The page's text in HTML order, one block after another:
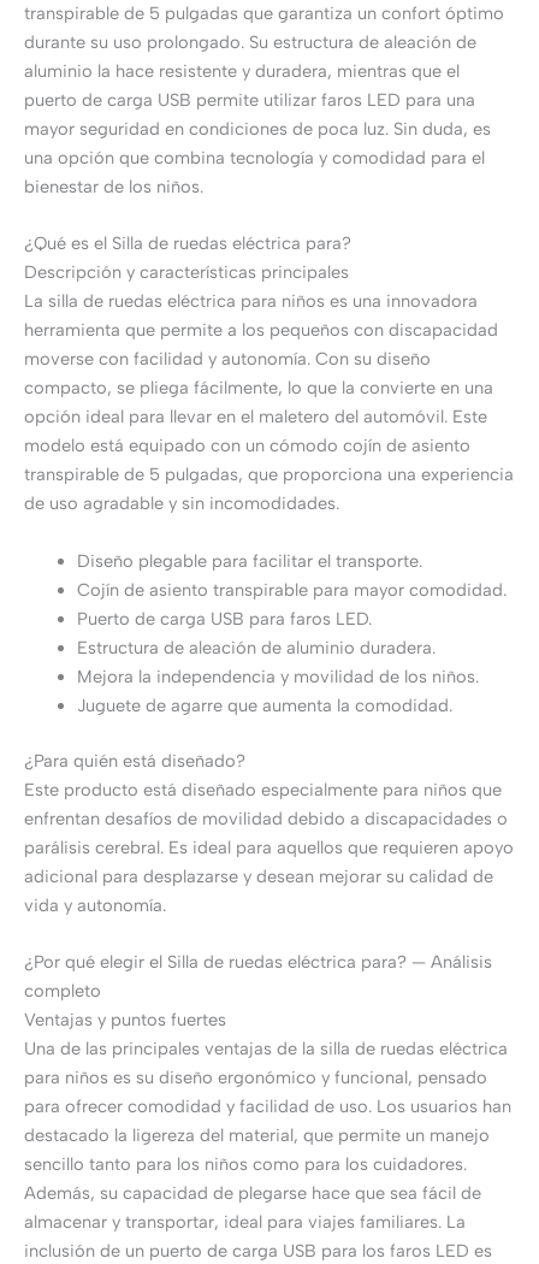
transpirable de 5 pulgadas que garantiza un confort óptimo
durante su uso prolongado. Su estructura de aleación de
aluminio la hace resistente y duradera, mientras que el
puerto de carga USB permite utilizar faros LED para una
mayor seguridad en condiciones de poca luz. Sin duda, es
una opción que combina tecnología y comodidad para el
bienestar de los niños.
¿Qué es el Silla de ruedas eléctrica para?
Descripción y características principales
La silla de ruedas eléctrica para niños es una innovadora
herramienta que permite a los pequeños con discapacidad
moverse con facilidad y autonomía. Con su diseño
compacto, se pliega fácilmente, lo que la convierte en una
opción ideal para llevar en el maletero del automóvil. Este
modelo está equipado con un cómodo cojín de asiento
transpirable de 5 pulgadas, que proporciona una experiencia
de uso agradable y sin incomodidades.
Diseño plegable para facilitar el transporte.
Cojín de asiento transpirable para mayor comodidad.
Puerto de carga USB para faros LED.
Estructura de aleación de aluminio duradera.
Mejora la independencia y movilidad de los niños.
Juguete de agarre que aumenta la comodidad.
¿Para quién está diseñado?
Este producto está diseñado especialmente para niños que
enfrentan desafíos de movilidad debido a discapacidades o
parálisis cerebral. Es ideal para aquellos que requieren apoyo
adicional para desplazarse y desean mejorar su calidad de
vida y autonomía.
¿Por qué elegir el Silla de ruedas eléctrica para? — Análisis
completo
Ventajas y puntos fuertes
Una de las principales ventajas de la silla de ruedas eléctrica
para niños es su diseño ergonómico y funcional, pensado
para ofrecer comodidad y facilidad de uso. Los usuarios han
destacado la ligereza del material, que permite un manejo
sencillo tanto para los niños como para los cuidadores.
Además, su capacidad de plegarse hace que sea fácil de
almacenar y transportar, ideal para viajes familiares. La
inclusión de un puerto de carga USB para los faros LED es